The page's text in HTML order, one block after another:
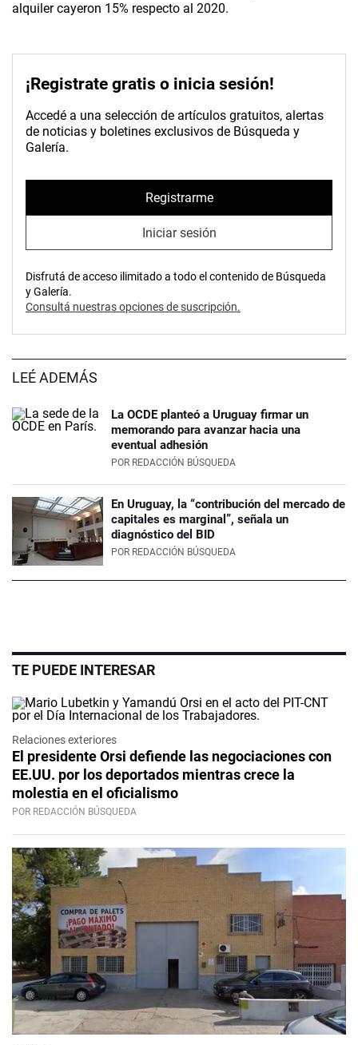
alquiler cayeron 15% respecto al 2020.
¡Registrate gratis o inicia sesión!
Accedé a una selección de artículos gratuitos, alertas
de noticias y boletines exclusivos de Búsqueda y
Galería.
Registrarme
Iniciar sesión
Disfrutá de acceso ilimitado a todo el contenido de Búsqueda
y Galería.
Consultá nuestras opciones de suscripción.
LEÉ ADEMÁS
La OCDE planteó a Uruguay firmar un
memorando para avanzar hacia una
eventual adhesión
POR REDACCIÓN BÚSQUEDA
En Uruguay, la “contribución del mercado de
capitales es marginal”, señala un
diagnóstico del BID
POR REDACCIÓN BÚSQUEDA
TE PUEDE INTERESAR
Relaciones exteriores
El presidente Orsi defiende las negociaciones con
EE.UU. por los deportados mientras crece la
molestia en el oficialismo
POR REDACCIÓN BÚSQUEDA